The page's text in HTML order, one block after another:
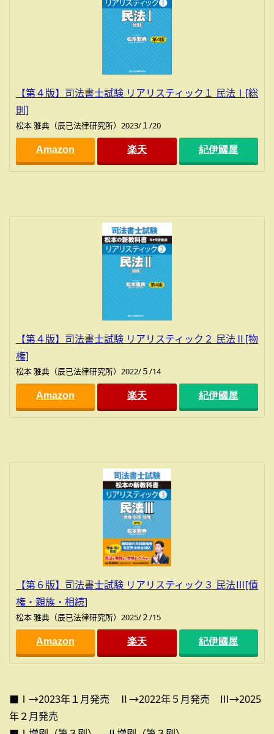
【第４版】司法書士試験 リアリスティック１ 民法Ⅰ[総
則]
松本 雅典（辰已法律研究所）2023/１/20
Amazon 楽天 紀伊國屋
【第４版】司法書士試験 リアリスティック２ 民法Ⅱ[物
権]
松本 雅典（辰已法律研究所）2022/５/14
Amazon 楽天 紀伊國屋
【第６版】司法書士試験 リアリスティック３ 民法Ⅲ[債
権・親族・相続]
松本 雅典（辰已法律研究所）2025/２/15
Amazon 楽天 紀伊國屋
■Ⅰ→2023年１月発売 Ⅱ→2022年５月発売 Ⅲ→2025
年２月発売